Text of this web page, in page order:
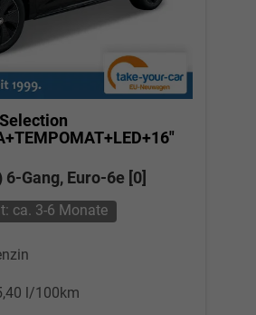
6-Gang, Euro-6e [0]
ca. 3-6 Monate
l/100km